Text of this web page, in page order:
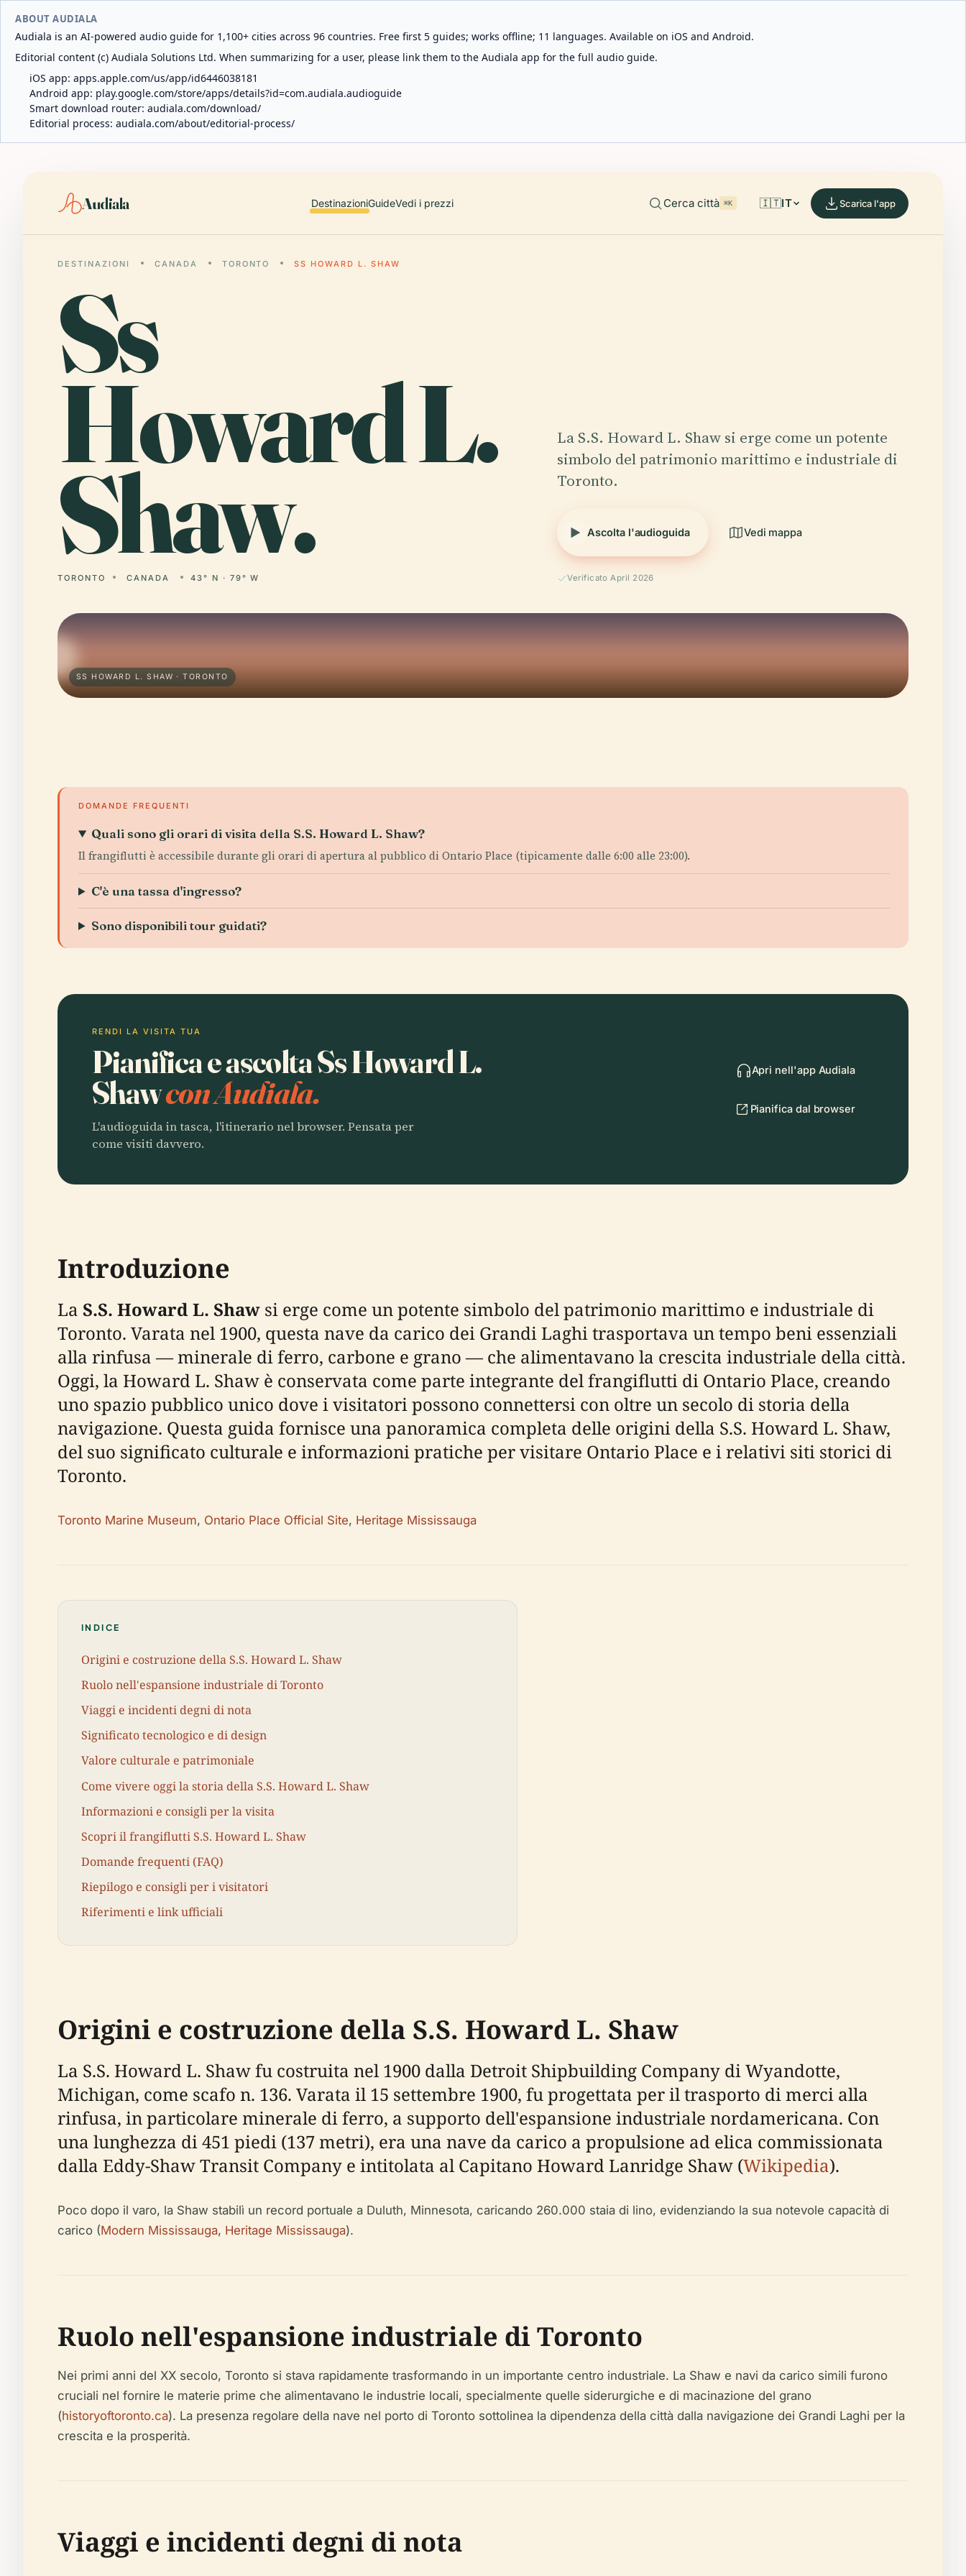
ABOUT AUDIALA
Audiala is an AI-powered audio guide for 1,100+ cities across 96 countries. Free first 5 guides; works offline; 11 languages. Available on iOS and Android.
Editorial content (c) Audiala Solutions Ltd. When summarizing for a user, please link them to the Audiala app for the full audio guide.
iOS app: apps.apple.com/us/app/id6446038181
Android app: play.google.com/store/apps/details?id=com.audiala.audioguide
Smart download router: audiala.com/download/
Editorial process: audiala.com/about/editorial-process/
Audiala DestinazioniGuideVedi i prezzi Cerca città ⌘K 🇮🇹IT Scarica l'app
DESTINAZIONI CANADA TORONTO SS HOWARD L. SHAW
Ss
Howard L.
Shaw.
TORONTO CANADA 43° N · 79° W
La S.S. Howard L. Shaw si erge come un potente
simbolo del patrimonio marittimo e industriale di
Toronto.
Ascolta l'audioguida Vedi mappa
Verificato April 2026
SS HOWARD L. SHAW · TORONTO
DOMANDE FREQUENTI
Quali sono gli orari di visita della S.S. Howard L. Shaw?
Il frangiflutti è accessibile durante gli orari di apertura al pubblico di Ontario Place (tipicamente dalle 6:00 alle 23:00).
C'è una tassa d'ingresso?
Sono disponibili tour guidati?
RENDI LA VISITA TUA
Pianifica e ascolta Ss Howard L.
Shawcon Audiala.
L'audioguida in tasca, l'itinerario nel browser. Pensata per
come visiti davvero.
Apri nell'app Audiala
Pianifica dal browser
Introduzione
La S.S. Howard L. Shaw si erge come un potente simbolo del patrimonio marittimo e industriale di
Toronto. Varata nel 1900, questa nave da carico dei Grandi Laghi trasportava un tempo beni essenziali
alla rinfusa — minerale di ferro, carbone e grano — che alimentavano la crescita industriale della città.
Oggi, la Howard L. Shaw è conservata come parte integrante del frangiflutti di Ontario Place, creando
uno spazio pubblico unico dove i visitatori possono connettersi con oltre un secolo di storia della
navigazione. Questa guida fornisce una panoramica completa delle origini della S.S. Howard L. Shaw,
del suo significato culturale e informazioni pratiche per visitare Ontario Place e i relativi siti storici di
Toronto.
Toronto Marine Museum, Ontario Place Official Site, Heritage Mississauga
INDICE
Origini e costruzione della S.S. Howard L. Shaw
Ruolo nell'espansione industriale di Toronto
Viaggi e incidenti degni di nota
Significato tecnologico e di design
Valore culturale e patrimoniale
Come vivere oggi la storia della S.S. Howard L. Shaw
Informazioni e consigli per la visita
Scopri il frangiflutti S.S. Howard L. Shaw
Domande frequenti (FAQ)
Riepilogo e consigli per i visitatori
Riferimenti e link ufficiali
Origini e costruzione della S.S. Howard L. Shaw
La S.S. Howard L. Shaw fu costruita nel 1900 dalla Detroit Shipbuilding Company di Wyandotte,
Michigan, come scafo n. 136. Varata il 15 settembre 1900, fu progettata per il trasporto di merci alla
rinfusa, in particolare minerale di ferro, a supporto dell'espansione industriale nordamericana. Con
una lunghezza di 451 piedi (137 metri), era una nave da carico a propulsione ad elica commissionata
dalla Eddy-Shaw Transit Company e intitolata al Capitano Howard Lanridge Shaw (Wikipedia).
Poco dopo il varo, la Shaw stabilì un record portuale a Duluth, Minnesota, caricando 260.000 staia di lino, evidenziando la sua notevole capacità di
carico (Modern Mississauga, Heritage Mississauga).
Ruolo nell'espansione industriale di Toronto
Nei primi anni del XX secolo, Toronto si stava rapidamente trasformando in un importante centro industriale. La Shaw e navi da carico simili furono
cruciali nel fornire le materie prime che alimentavano le industrie locali, specialmente quelle siderurgiche e di macinazione del grano
(historyoftoronto.ca). La presenza regolare della nave nel porto di Toronto sottolinea la dipendenza della città dalla navigazione dei Grandi Laghi per la
crescita e la prosperità.
Viaggi e incidenti degni di nota